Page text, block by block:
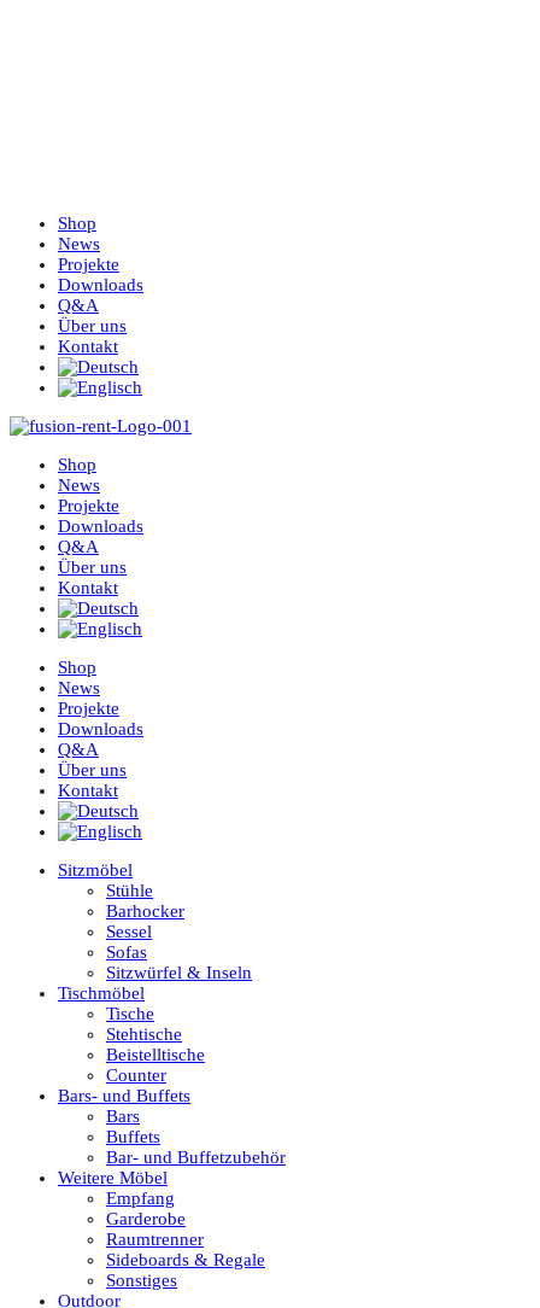
Shop
News
Projekte
Downloads
Q&A
Über uns
Kontakt
Shop
News
Projekte
Downloads
Q&A
Über uns
Kontakt
Shop
News
Projekte
Downloads
Q&A
Über uns
Kontakt
Sitzmöbel
Stühle
Barhocker
Sessel
Sofas
Sitzwürfel & Inseln
Tischmöbel
Tische
Stehtische
Beistelltische
Counter
Bars- und Buffets
Bars
Buffets
Bar- und Buffetzubehör
Weitere Möbel
Empfang
Garderobe
Raumtrenner
Sideboards & Regale
Sonstiges
Outdoor